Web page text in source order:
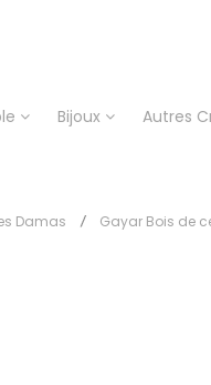
Bijoux Autres
Damas Gayar Bois de